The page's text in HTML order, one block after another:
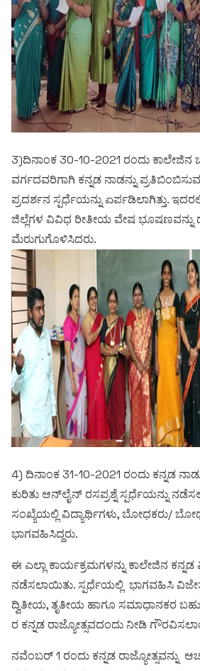
3)ದಿನಾಂಕ 30-10-2021 ರಂದು
ವರ್ಗದವರಿಗಾಗಿ ಕನ್ನಡ ನಾಡನ್ನು
ಪ್ರದರ್ಶನ ಸ್ಪರ್ಧೆಯನ್ನು ಏರ್ಪಡಿಲಾಗಿತ್ತು.
ಜಿಲ್ಲೆಗಳ ವಿವಿಧ ರೀತೀಯ ವೇಷ ಭೂಷಣವನ್ನು
ಮೆರುಗುಗೊಳಿಸಿದರು.
4) ದಿನಾಂಕ 31-10-2021 ರಂದು ಕನ್ನಡ
ಕುರಿತು ಆನ್‍ಲೈನ್ ರಸಪ್ರಶ್ನೆ ಸ್ಪರ್ಧೆಯನ್ನು
ಸಂಖ್ಯೆಯಲ್ಲಿ ವಿದ್ಯಾರ್ಥಿಗಳು, ಬೋಧಕರು/
ಭಾಗವಹಿಸಿದ್ದರು.
ಈ ಎಲ್ಲಾ ಕಾರ್ಯಕ್ರಮಗಳನ್ನು ಕಾಲೇಜಿನ ಕನ್ನಡ
ನಡೆಸಲಾಯಿತು. ಸ್ಪರ್ಧೆಯಲ್ಲಿ ಭಾಗವಹಿಸಿ
ದ್ವಿತೀಯ, ತೃತೀಯ ಹಾಗೂ ಸಮಾಧಾನಕರ
ರ ಕನ್ನಡ ರಾಜ್ಯೋತ್ಸವದಂದು ನೀಡಿ
ನವೆಂಬರ್ 1 ರಂದು ಕನ್ನಡ ರಾಜ್ಯೋತ್ಸವನ್ನು